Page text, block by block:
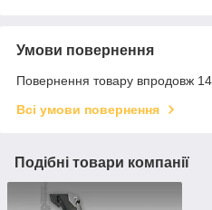
Умови повернення
Повернення товару впродовж
Всі умови повернення
Подібні товари компанії